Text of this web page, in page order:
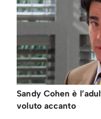
Sandy Cohen è
voluto accanto